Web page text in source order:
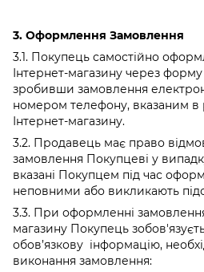
3. Оформлення Замовлення
3.1. Покупець самостійно
Інтернет-магазину через
зробивши замовлення
номером телефону, вказаним в
Інтернет-магазину.
3.2. Продавець має право
замовлення Покупцеві у
вказані Покупцем під час
неповними або викликають
3.3. При оформленні
магазину Покупець
обов’язкову інформацію,
виконання замовлення: